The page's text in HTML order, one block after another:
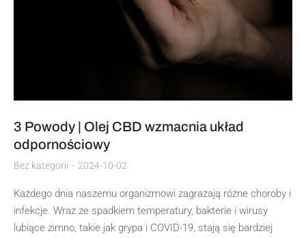
3 Powody | Olej CBD wzmacnia układ
odpornościowy
Bez kategorii 2024-10-02
Każdego dnia naszemu organizmowi zagrażają różne choroby i
infekcje. Wraz ze spadkiem temperatury, bakterie i wirusy
lubiące zimno, takie jak grypa i COVID-19, stają się bardziej